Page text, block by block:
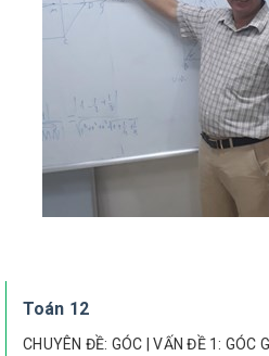
Toán 12
CHUYÊN ĐỀ: GÓC | VẤN ĐỀ 1: GÓC